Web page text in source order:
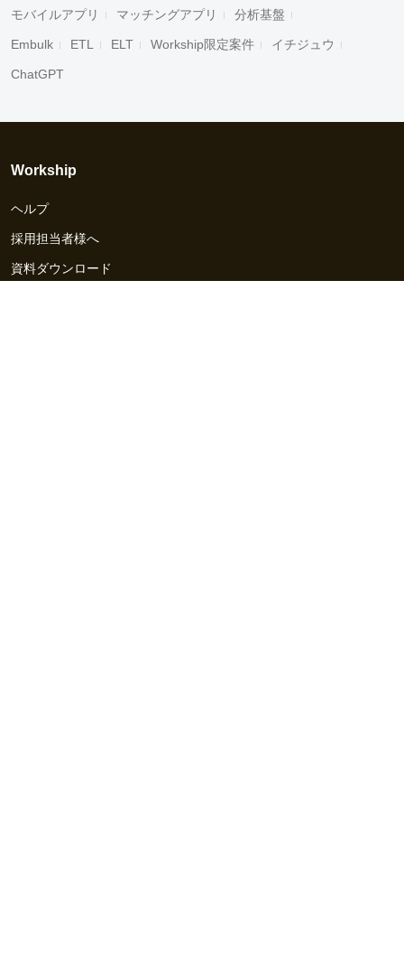
モバイルアプリ マッチングアプリ 分析基盤
Embulk ETL ELT Workship限定案件 イチジュウ
ChatGPT
Workship
ヘルプ
採用担当者様へ
資料ダウンロード